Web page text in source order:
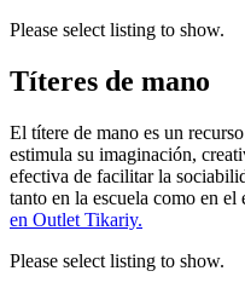
Please select listing to show.
Títeres de mano
El títere de mano es un
estimula su imaginación,
efectiva de facilitar la
tanto en la escuela como en el
en Outlet Tikariy.
Please select listing to show.